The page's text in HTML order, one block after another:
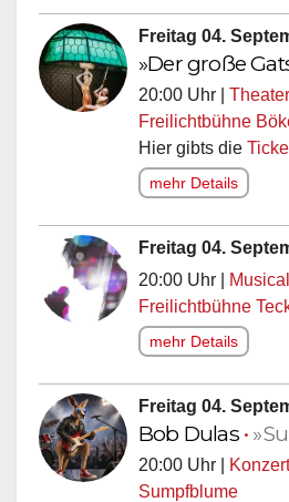
Freitag 04.
»Der große
20:00 Uhr | Theater
Freilichtbühne
Hier gibts die
mehr Details
Freitag 04.
20:00 Uhr |
Musical
Freilichtbühne
mehr Details
Freitag 04.
Bob Dulas •
20:00 Uhr | Konzert
Sumpfblume